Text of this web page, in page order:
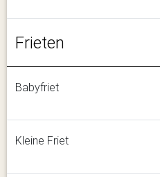
Frieten
Babyfriet
Kleine Friet